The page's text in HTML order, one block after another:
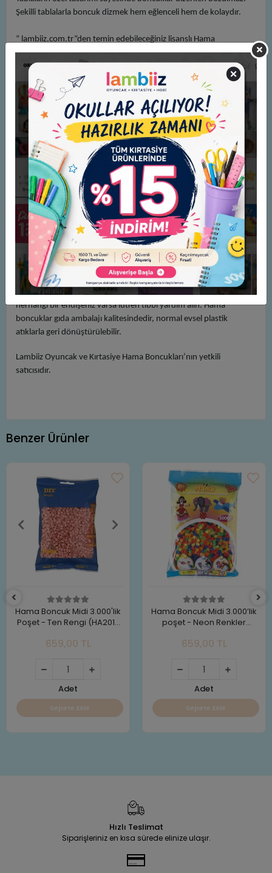
Şekilli tablalarla boncuk dizmek hem eğlenceli hem de kolaydır.
” lambiiz.com.tr”den temin edebileceğiniz lisanslı Hama
Boncuklarını hobi olarak zevkle yapabileceğiniz gibi hem çocuklar
hem yaşlılar için el göz koordinasyonunu geliştirir, dikkat ve
odaklanmayı artırır ayrıca çocuklarda ince motor gelişimi
destekleyen bir aktivitedir. Zekaya, hayal gücüne ve görsel algıya
pozitif etkileri olan eğitici materyaldir.
Bir yetişkin gözetiminde Hama Boncuklarını ütü ile yapıştırarak
bardak altlığı, broş, küpe, anahtarlık ya da ipe dizerek bileklik,
kolye gibi takılar yapabilirsiniz.
Güvenli mi?
Hama Boncukları 50 yıl önce plastik pipet üreten Danimarkalı bir
şirket tarafından icat edilmiştir. Orijinal marka adı HAMA BEADS.
Hama Boncuklarının ütülenmesinin, havayı solumanın herhangi bir
kimyasal emisyona neden olup olmadığını araştırmak amacıyla
Hama üreticileri adına bağımsız bir laboratuvar tarafından testler
gerçekleştirilmiştir. Testler, havayı solumanın veya boncuk ve
askılıkların ütülendiği odalarda kalmanın sağlıksız olmadığı
sonucuna vardı. Hama Boncuğu'nun yutulması durumunda,
büyük olasılıkla sorunsuz bir şekilde geçmesi muhtemeldir. Ancak
herhangi bir endişeniz varsa lütfen tıbbi yardım alın. Hama
boncuklar gıda ambalajı kalitesindedir, normal evsel plastik
atıklarla geri dönüştürülebilir.
Lambiiz Oyuncak ve Kırtasiye Hama Boncukları’nın yetkili
satıcısıdır.
Benzer Ürünler
Hama Boncuk Midi 3.000'lik
Poşet - Ten Rengi (HA201-
659,00 TL
Adet
Sepete Ekle
Hama Boncuk Midi 3.000’lik
poşet - Neon Renkler
659,00 TL
Adet
Sepete Ekle
Hızlı Teslimat
Siparişleriniz en kısa sürede elinize ulaşır.